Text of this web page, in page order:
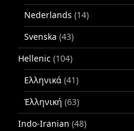
Nederlands (14)
Svenska (43)
Hellenic (104)
Ελληνικά (41)
Ἑλληνική (63)
Indo-Iranian (48)